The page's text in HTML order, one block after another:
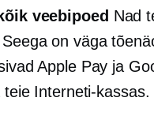
kõik veebipoed Nad
on väga
Apple Pay ja
teie Interneti-kassas.